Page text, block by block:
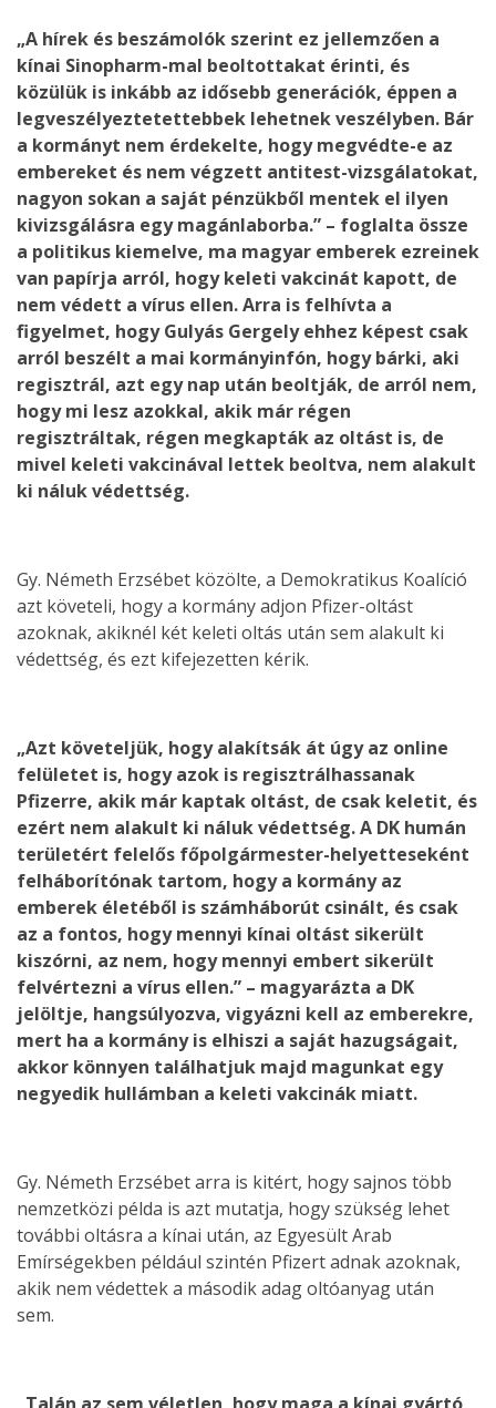
„A hírek és beszámolók szerint ez jellemzően a
kínai Sinopharm-mal beoltottakat érinti, és
közülük is inkább az idősebb generációk, éppen a
legveszélyeztetettebbek lehetnek veszélyben. Bár
a kormányt nem érdekelte, hogy megvédte-e az
embereket és nem végzett antitest-vizsgálatokat,
nagyon sokan a saját pénzükből mentek el ilyen
kivizsgálásra egy magánlaborba.” – foglalta össze
a politikus kiemelve, ma magyar emberek ezreinek
van papírja arról, hogy keleti vakcinát kapott, de
nem védett a vírus ellen. Arra is felhívta a
figyelmet, hogy Gulyás Gergely ehhez képest csak
arról beszélt a mai kormányinfón, hogy bárki, aki
regisztrál, azt egy nap után beoltják, de arról nem,
hogy mi lesz azokkal, akik már régen
regisztráltak, régen megkapták az oltást is, de
mivel keleti vakcinával lettek beoltva, nem alakult
ki náluk védettség.
Gy. Németh Erzsébet közölte, a Demokratikus Koalíció
azt követeli, hogy a kormány adjon Pfizer-oltást
azoknak, akiknél két keleti oltás után sem alakult ki
védettség, és ezt kifejezetten kérik.
„Azt követeljük, hogy alakítsák át úgy az online
felületet is, hogy azok is regisztrálhassanak
Pfizerre, akik már kaptak oltást, de csak keletit, és
ezért nem alakult ki náluk védettség. A DK humán
területért felelős főpolgármester-helyetteseként
felháborítónak tartom, hogy a kormány az
emberek életéből is számháborút csinált, és csak
az a fontos, hogy mennyi kínai oltást sikerült
kiszórni, az nem, hogy mennyi embert sikerült
felvértezni a vírus ellen.” – magyarázta a DK
jelöltje, hangsúlyozva, vigyázni kell az emberekre,
mert ha a kormány is elhiszi a saját hazugságait,
akkor könnyen találhatjuk majd magunkat egy
negyedik hullámban a keleti vakcinák miatt.
Gy. Németh Erzsébet arra is kitért, hogy sajnos több
nemzetközi példa is azt mutatja, hogy szükség lehet
további oltásra a kínai után, az Egyesült Arab
Emírségekben például szintén Pfizert adnak azoknak,
akik nem védettek a második adag oltóanyag után
sem.